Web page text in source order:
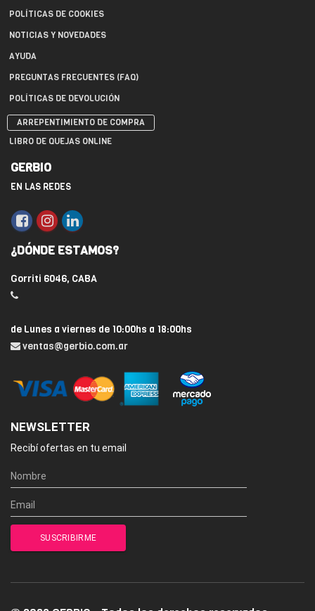
POLÍTICAS DE COOKIES
NOTICIAS Y NOVEDADES
AYUDA
PREGUNTAS FRECUENTES (FAQ)
POLÍTICAS DE DEVOLUCIÓN
ARREPENTIMIENTO DE COMPRA
LIBRO DE QUEJAS ONLINE
GERBIO
EN LAS REDES
¿DÓNDE ESTAMOS?
Gorriti 6046, CABA
de Lunes a viernes de 10:00hs a 18:00hs
ventas@gerbio.com.ar
NEWSLETTER
Recibí ofertas en tu email